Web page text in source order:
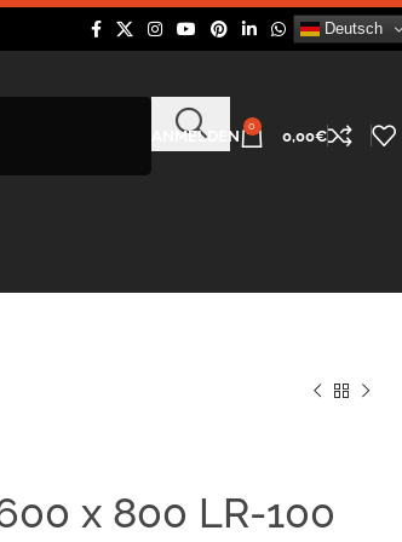
Deutsch
ANMELDEN
0
0,00€
x 800 LR-100